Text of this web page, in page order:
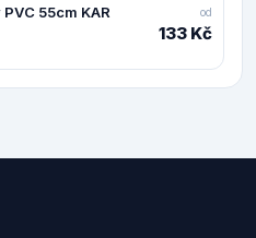
55cm KAR od
133 Kč